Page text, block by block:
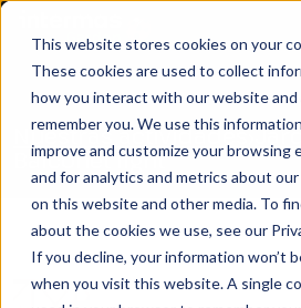
This website stores cookies on your
These cookies are used to collect
how you interact with our website and
remember you. We use this
improve and customize your browsing
and for analytics and metrics about
on this website and other media. To
about the cookies we use, see our
If you decline, your information won’t
when you visit this website. A single
BUSCAR
Nuestras actividades
Balconet light